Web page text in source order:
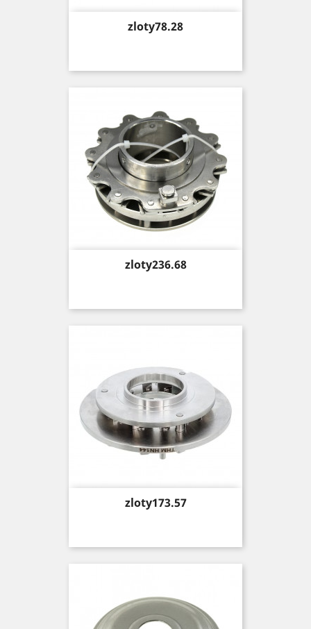
Price
zloty78.28
Price
zloty236.68
Price
zloty173.57